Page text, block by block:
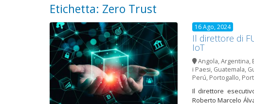
Etichetta: Zero Trust
16 Ago, 2024
Il direttore di
IoT
Angola,Argentina,
i Paesi, Guatemala,
Perú, Portogallo,
Il direttore
Roberto Marcelo